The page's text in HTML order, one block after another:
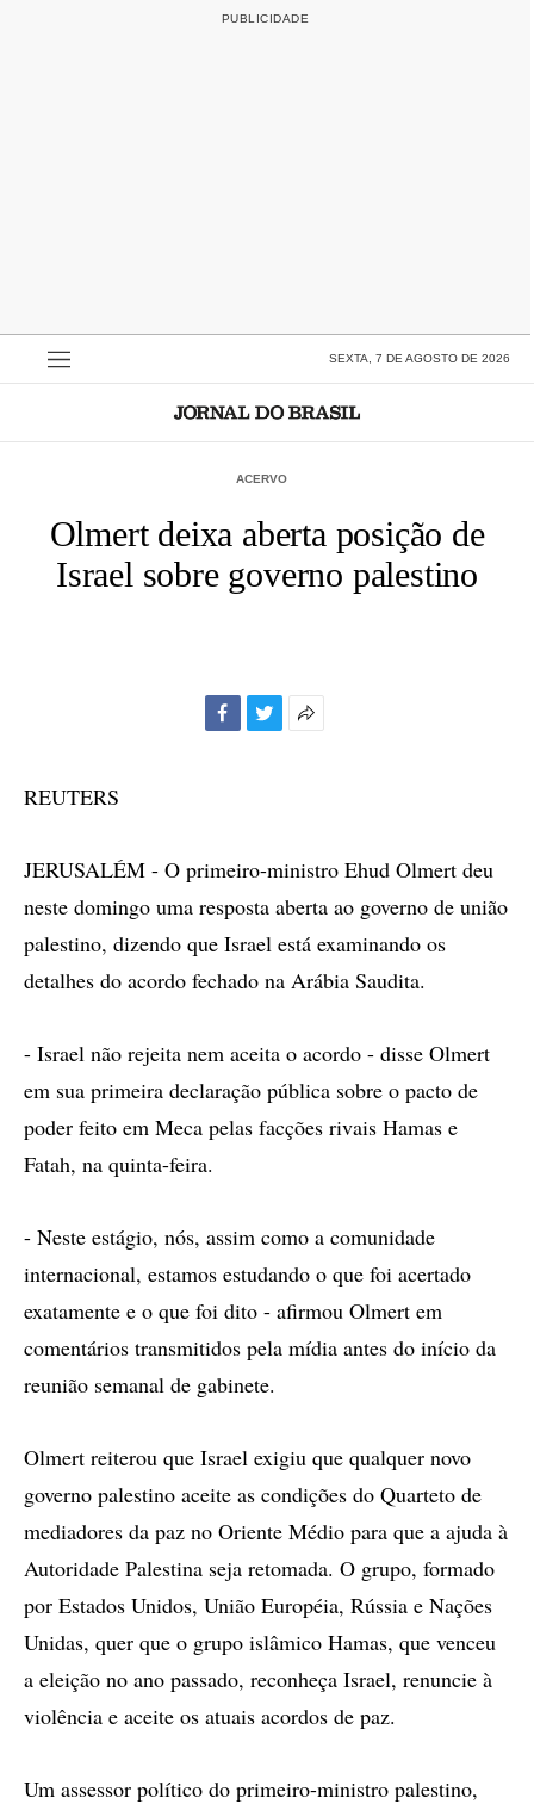
SEXTA, 7 DE AGOSTO DE 2026
ACERVO
Olmert deixa aberta posição de
Israel sobre governo palestino
REUTERS
JERUSALÉM - O primeiro-ministro Ehud Olmert deu
neste domingo uma resposta aberta ao governo de união
palestino, dizendo que Israel está examinando os
detalhes do acordo fechado na Arábia Saudita.
- Israel não rejeita nem aceita o acordo - disse Olmert
em sua primeira declaração pública sobre o pacto de
poder feito em Meca pelas facções rivais Hamas e
Fatah, na quinta-feira.
- Neste estágio, nós, assim como a comunidade
internacional, estamos estudando o que foi acertado
exatamente e o que foi dito - afirmou Olmert em
comentários transmitidos pela mídia antes do início da
reunião semanal de gabinete.
Olmert reiterou que Israel exigiu que qualquer novo
governo palestino aceite as condições do Quarteto de
mediadores da paz no Oriente Médio para que a ajuda à
Autoridade Palestina seja retomada. O grupo, formado
por Estados Unidos, União Européia, Rússia e Nações
Unidas, quer que o grupo islâmico Hamas, que venceu
a eleição no ano passado, reconheça Israel, renuncie à
violência e aceite os atuais acordos de paz.
Um assessor político do primeiro-ministro palestino,